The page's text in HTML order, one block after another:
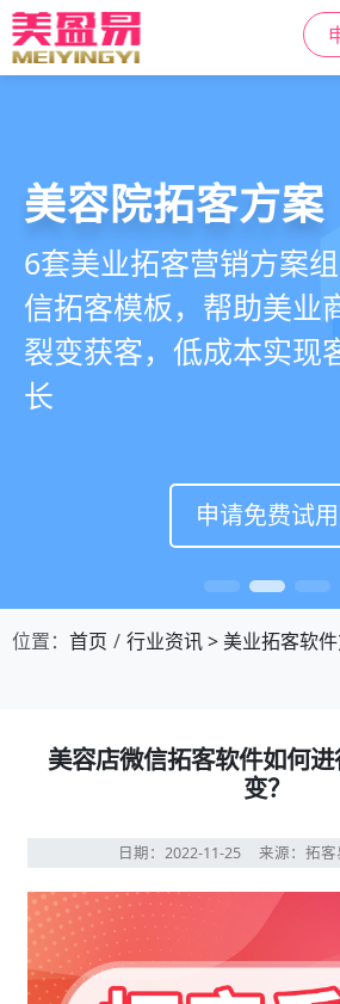
美业拓客，就用
美业全域引流获客+私
案，一站式解决美业门
锁、升难题
申请免费试用
美容院拓客方案
6套美业拓客营销方案
信拓客模板，帮助美业
裂变获客，低成本实现
长
申请免费试用
美业私域运营
从拉新、转化、复购到
面俱到，赋能美容顾问
户、业绩
持续增长
申请免费试用
位置： 首页 行业资讯>美业拓客软
美容店微信拓客软件如何
变？
日期：2022-11-25 来源：拓